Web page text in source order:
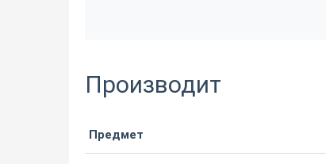
Производит
Предмет